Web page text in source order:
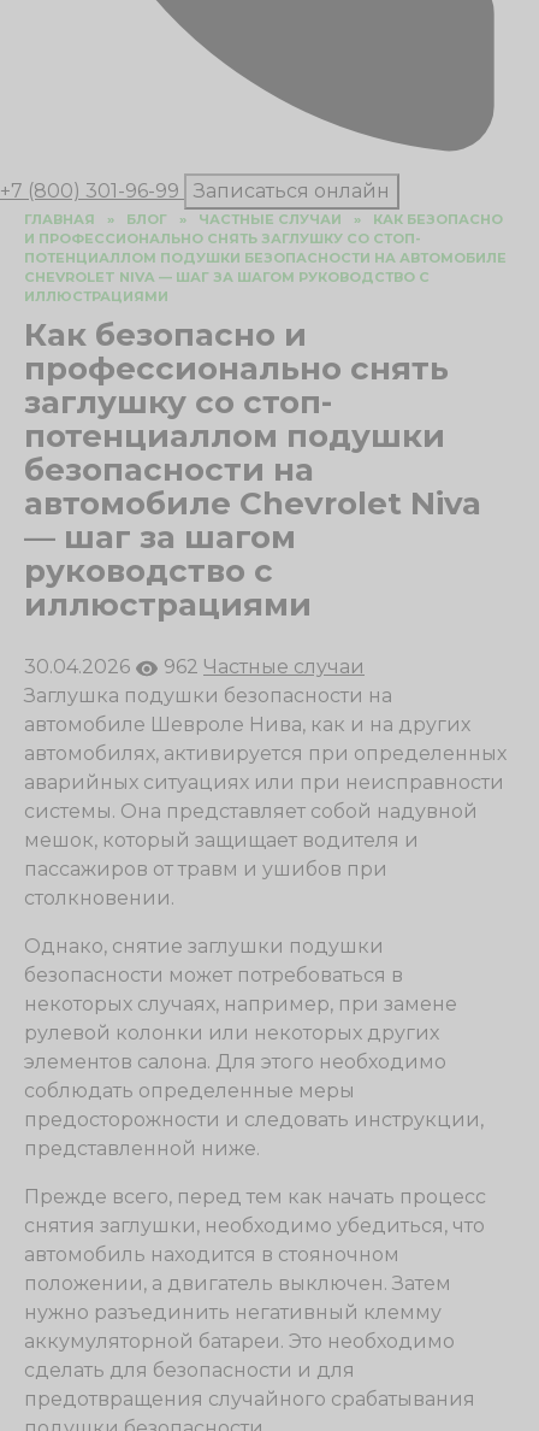
+7 (800) 301-96-99 Записаться онлайн
ГЛАВНАЯ » БЛОГ » ЧАСТНЫЕ СЛУЧАИ »
КАК БЕЗОПАСНО
И ПРОФЕССИОНАЛЬНО СНЯТЬ ЗАГЛУШКУ СО СТОП-
ПОТЕНЦИАЛЛОМ ПОДУШКИ БЕЗОПАСНОСТИ НА АВТОМОБИЛЕ
CHEVROLET NIVA — ШАГ ЗА ШАГОМ РУКОВОДСТВО С
ИЛЛЮСТРАЦИЯМИ
Как безопасно и
профессионально снять
заглушку со стоп-
потенциаллом подушки
безопасности на
автомобиле Chevrolet Niva
— шаг за шагом
руководство с
иллюстрациями
30.04.2026 962 Частные случаи
Заглушка подушки безопасности на
автомобиле Шевроле Нива, как и на других
автомобилях, активируется при определенных
аварийных ситуациях или при неисправности
системы. Она представляет собой надувной
мешок, который защищает водителя и
пассажиров от травм и ушибов при
столкновении.
Однако, снятие заглушки подушки
безопасности может потребоваться в
некоторых случаях, например, при замене
рулевой колонки или некоторых других
элементов салона. Для этого необходимо
соблюдать определенные меры
предосторожности и следовать инструкции,
представленной ниже.
Прежде всего, перед тем как начать процесс
снятия заглушки, необходимо убедиться, что
автомобиль находится в стояночном
положении, а двигатель выключен. Затем
нужно разъединить негативный клемму
аккумуляторной батареи. Это необходимо
сделать для безопасности и для
предотвращения случайного срабатывания